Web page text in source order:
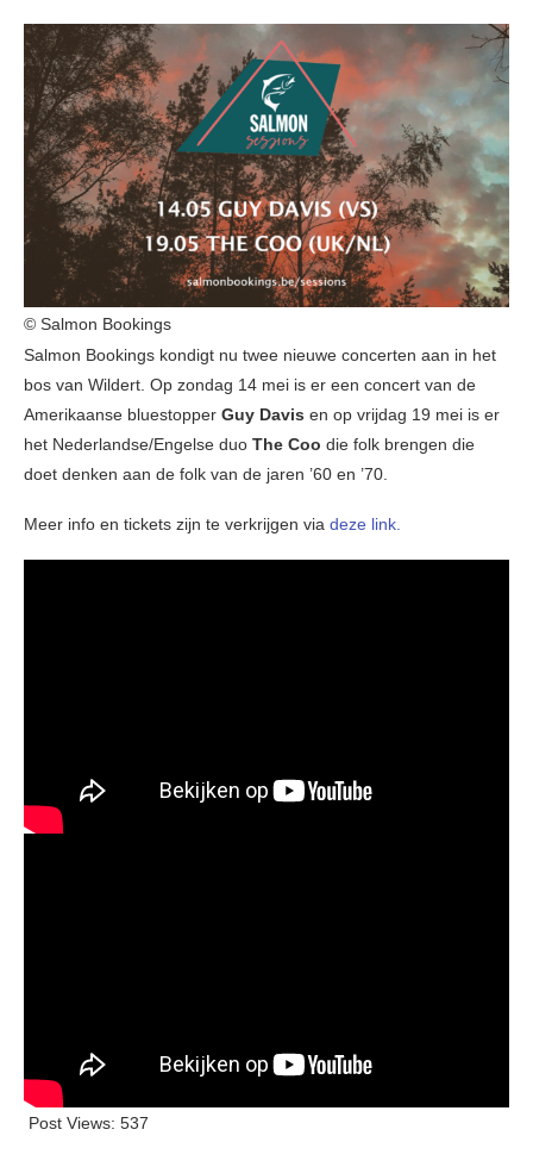
© Salmon Bookings
Salmon Bookings kondigt nu twee nieuwe concerten aan in het
bos van Wildert. Op zondag 14 mei is er een concert van de
Amerikaanse bluestopper Guy Davis en op vrijdag 19 mei is er
het Nederlandse/Engelse duo The Coo die folk brengen die
doet denken aan de folk van de jaren ’60 en ’70.
Meer info en tickets zijn te verkrijgen via deze link.
Post Views: 537